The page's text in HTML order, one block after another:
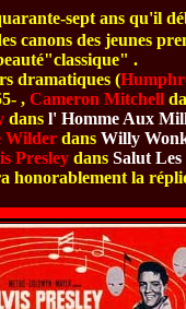
sept ans qu'il
canons des jeunes
.
dramatiques (
, Cameron Mitchell
dans l' Homme Aux
WilderdansWilly
Presley dans Salut Les
honorablement la